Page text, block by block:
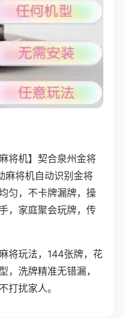
将机】契合泉州金将
麻将机自动识别金将
匀，不卡牌漏牌，操
，家庭聚会玩牌，传
将玩法，144张牌，花
，洗牌精准无错漏，
打扰家人。